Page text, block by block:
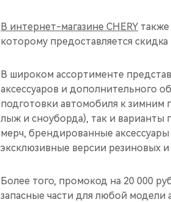
В интернет-магазине CHERY
которому предоставляется скидка
В широком ассортименте
аксессуаров и дополнительного
подготовки автомобиля к зимним
лыж и сноуборда), так и варианты
мерч, брендированные
эксклюзивные версии резиновых
Более того, промокод на 20 000
запасные части для любой модели